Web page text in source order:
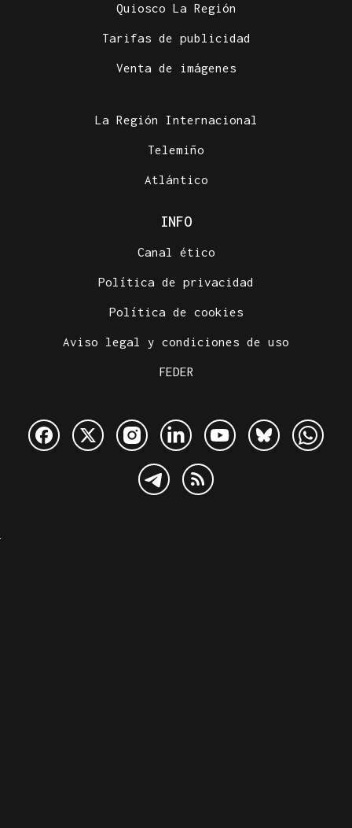
Quiosco La Región
Tarifas de publicidad
Venta de imágenes
La Región Internacional
Telemiño
Atlántico
INFO
Canal ético
Política de privacidad
Política de cookies
Aviso legal y condiciones de uso
FEDER